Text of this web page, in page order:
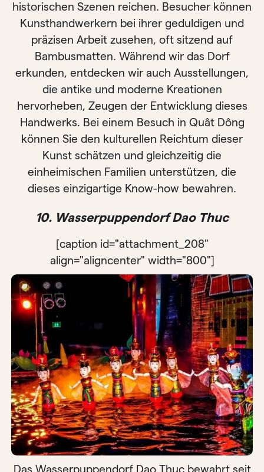
historischen Szenen reichen. Besucher können
Kunsthandwerkern bei ihrer geduldigen und
präzisen Arbeit zusehen, oft sitzend auf
Bambusmatten. Während wir das Dorf
erkunden, entdecken wir auch Ausstellungen,
die antike und moderne Kreationen
hervorheben, Zeugen der Entwicklung dieses
Handwerks. Bei einem Besuch in Quât Dông
können Sie den kulturellen Reichtum dieser
Kunst schätzen und gleichzeitig die
einheimischen Familien unterstützen, die
dieses einzigartige Know-how bewahren.
10. Wasserpuppendorf Dao Thuc
[caption id="attachment_208"
align="aligncenter" width="800"]
Das Wasserpuppendorf Dao Thuc bewahrt seit